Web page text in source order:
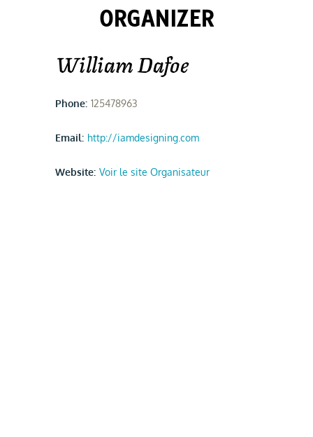
ORGANIZER
William Dafoe
Phone: 125478963
Email: http://iamdesigning.com
Website: Voir le site Organisateur